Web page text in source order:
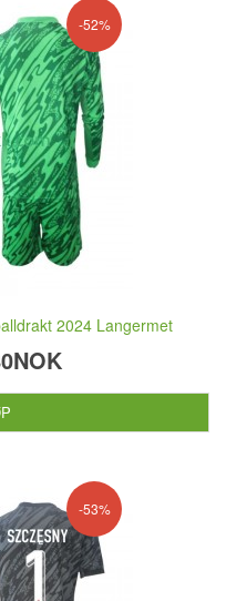
-52%
2024 Langermet
-53%